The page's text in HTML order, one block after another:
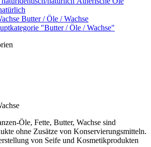
Butter / Öle / Wachse
"Butter / Öle / Wachse"
Öle, Fette, Butter, Wachse sind
ohne Zusätze von Konservierungsmitteln.
von Seife und Kosmetikprodukten